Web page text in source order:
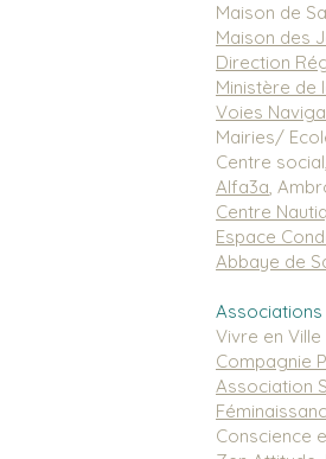
Maison de
Maison des
Direction
Ministère de
Voies
Mairies/
Centre
Alfa3a,
Centre
Espace
Abbaye de
Associations
Vivre en
Compagnie
Association
Conscience